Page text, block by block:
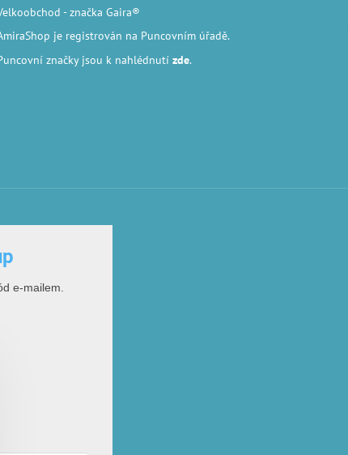
- značka Gaira®
je registrován na Puncovním úřadě.
značkyjsou k nahlédnutí zde.
e-mailem.